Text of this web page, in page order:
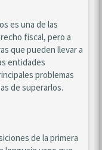
es una de las
fiscal, pero a
que pueden llevar a
entidades
problemas
de superarlos.
de la primera